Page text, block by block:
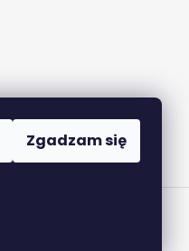
Zgadzam się